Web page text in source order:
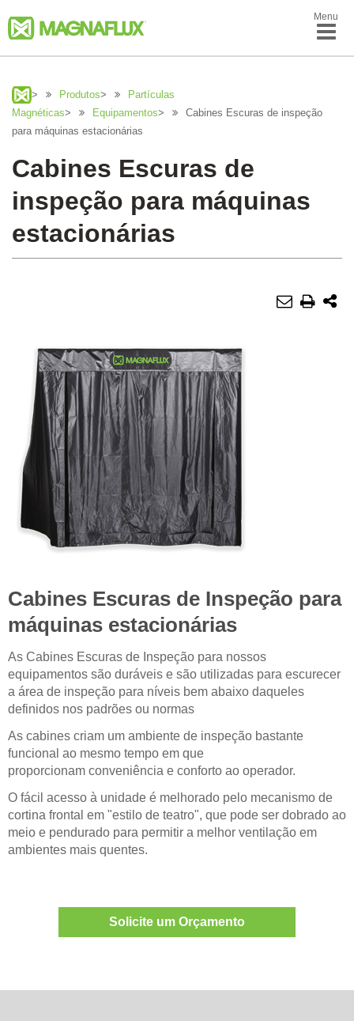
Menu
> Produtos>
Partículas
Magnéticas> Equipamentos>
Cabines Escuras de inspeção
para máquinas estacionárias
Cabines Escuras de
inspeção para máquinas
estacionárias
Cabines Escuras de Inspeção para
máquinas estacionárias
As Cabines Escuras de Inspeção para nossos
equipamentos são duráveis e são utilizadas para escurecer
a área de inspeção para níveis bem abaixo daqueles
definidos nos padrões ou normas
As cabines criam um ambiente de inspeção bastante
funcional ao mesmo tempo em que
proporcionam conveniência e conforto ao operador.
O fácil acesso à unidade é melhorado pelo mecanismo de
cortina frontal em "estilo de teatro", que pode ser dobrado ao
meio e pendurado para permitir a melhor ventilação em
ambientes mais quentes.
Solicite um Orçamento